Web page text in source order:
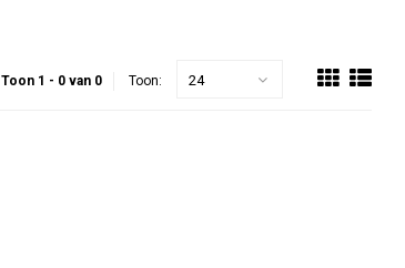
Toon 1 - 0 van 0 Toon: 24